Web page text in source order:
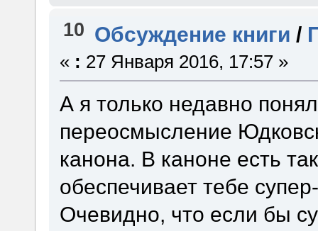
10 Обсуждение книги /
« : 27 Января 2016, 17:57 »
А я только недавно
переосмысление
канона. В каноне есть
обеспечивает тебе
Очевидно, что если бы